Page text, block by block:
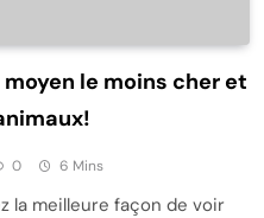
le moins cher et
0 6 Mins
la meilleure façon de voir